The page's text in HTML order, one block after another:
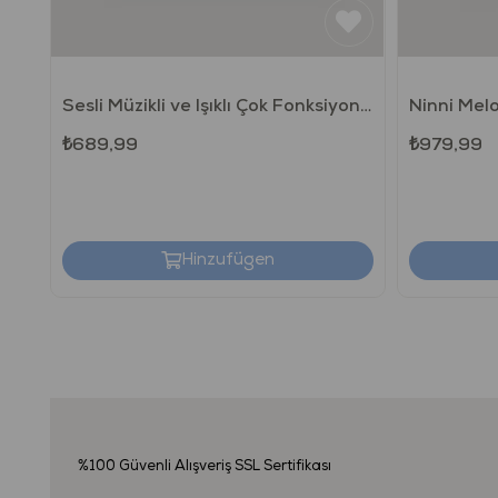
Sesli Müzikli ve Işıklı Çok Fonksiyonlu Eğlenceli Oyun Kumandası
₺689,99
Hinzufügen
₺979,99
%100 Güvenli Alışveriş SSL Sertifikası